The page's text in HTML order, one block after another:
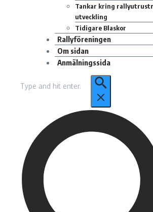
Tankar kring
utveckling
Tidigare Blaskor
Rallyföreningen
Om sidan
Anmälningssida
efter: